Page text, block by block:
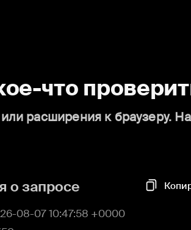
что
расширения к браузеру.
о запросе
08-07 10:47:58 +0000